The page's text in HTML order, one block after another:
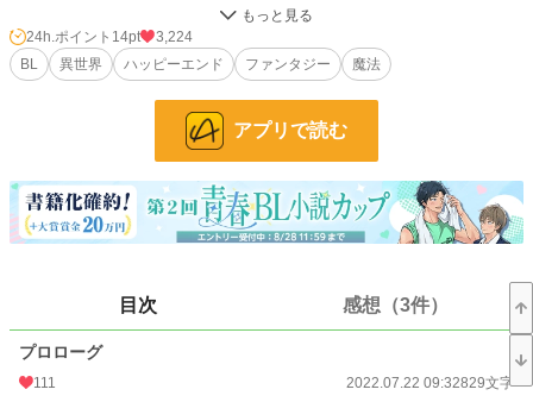
俺は桐生樹。21歳。平凡な大学3年生。
2年前に兄が死んでから少し荒れた生活を送っている。
丁度2年前の同じ場所で黙祷を捧げていたとき、俺の世界は一変した。
「異世界ではじめて奪われました」の主人公の弟が主役です！
もちろんハルトのその後なんかも出てきます！
ちょっと捻くれた性格の弟が溺愛される王道ストーリー。
小説 30,230 位 / 228,574 件
BL 7,707 位 / 31,381 件
文字数
24h.ポイント 14pt
3,224
BL
異世界 ハッピーエンド ファンタジー 魔法
アプリで読む
目次 感想（3件）
プロローグ
111 2022.07.22 09:32829文字